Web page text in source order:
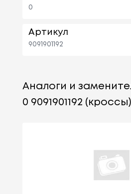
0
Артикул
9091901192
Аналоги и
0 9091901192